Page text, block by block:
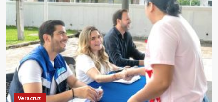
Veracruz